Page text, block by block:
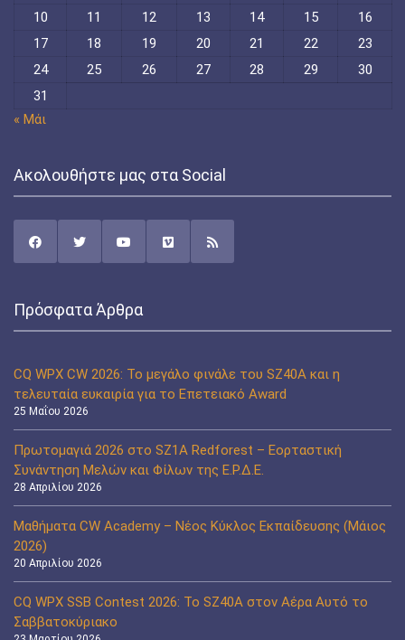
10
11 12 13 14 15
16
17
18 19 20 21 22
23
24
25 26 27 28 29
30
31
« Μάι
Ακολουθήστε μας στα Social
Πρόσφατα Άρθρα
CQ WPX CW 2026: Το μεγάλο φινάλε του SZ40A και η
τελευταία ευκαιρία για το Επετειακό Award
25 Μαΐου 2026
Πρωτομαγιά 2026 στο SZ1A Redforest – Εορταστική
Συνάντηση Μελών και Φίλων της Ε.Ρ.Δ.Ε.
28 Απριλίου 2026
Μαθήματα CW Academy – Νέος Κύκλος Εκπαίδευσης (Μάιος
2026)
20 Απριλίου 2026
CQ WPX SSB Contest 2026: Το SZ40A στον Αέρα Αυτό το
Σαββατοκύριακο